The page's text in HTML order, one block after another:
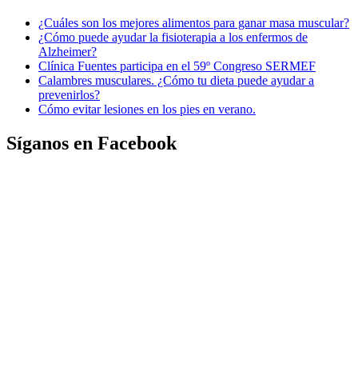
¿Cuáles son los mejores alimentos para ganar masa muscular?
¿Cómo puede ayudar la fisioterapia a los enfermos de
Alzheimer?
Clínica Fuentes participa en el 59º Congreso SERMEF
Calambres musculares. ¿Cómo tu dieta puede ayudar a
prevenirlos?
Cómo evitar lesiones en los pies en verano.
Síganos en Facebook